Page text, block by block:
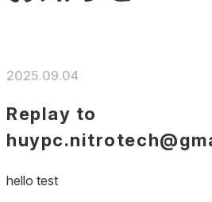
2025.09.04
Replay to
hello test